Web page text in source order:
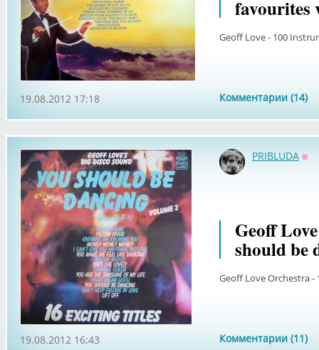
favourites
Geoff Love - 100
Комментарии (14)
19.08.2012 17:18
PRIBLUDA
Geoff
should be
Geoff Love Orchestra -
Комментарии (11)
19.08.2012 16:43